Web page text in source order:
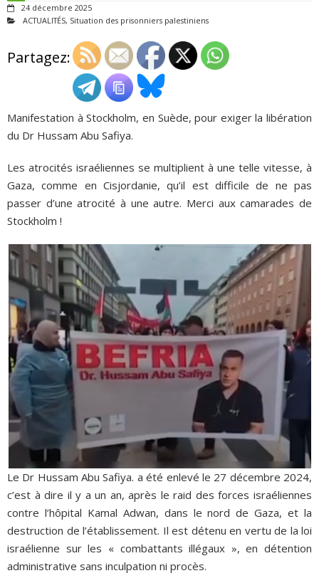
VIDÉOS
QUI SOMMES-NOUS ?
ADHÉSIONS, DONS, CONTACT
24 décembre 2025
ACTUALITÉS, Situation des prisonniers palestiniens
Partagez:
Manifestation à Stockholm, en Suède, pour exiger la libération
du Dr Hussam Abu Safiya.
Les atrocités israéliennes se multiplient à une telle vitesse, à
Gaza, comme en Cisjordanie, qu’il est difficile de ne pas
passer d’une atrocité à une autre. Merci aux camarades de
Stockholm !
Le Dr Hussam Abu Safiya. a été enlevé le 27 décembre 2024,
c’est à dire il y a un an, après le raid des forces israéliennes
contre l’hôpital Kamal Adwan, dans le nord de Gaza, et la
destruction de l’établissement. Il est détenu en vertu de la loi
israélienne sur les « combattants illégaux », en détention
administrative sans inculpation ni procès.